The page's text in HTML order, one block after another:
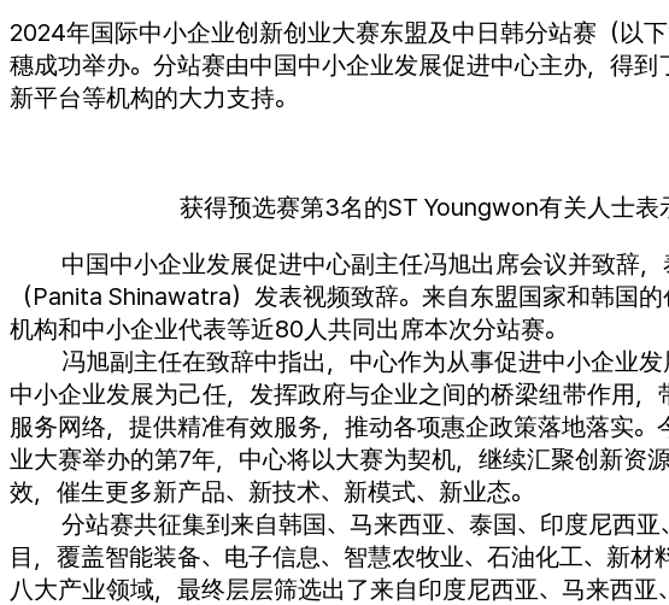
2024年国际中小企业创新创业大赛东盟及中日韩分站赛（以
穗成功举办。分站赛由中国中小企业发展促进中心主办，得
新平台等机构的大力支持。
获得预选赛第3名的ST Youngwon有关人士表
中国中小企业发展促进中心副主任冯旭出席会议并致辞
（Panita Shinawatra）发表视频致辞。来自东盟国家和韩国
机构和中小企业代表等近80人共同出席本次分站赛。
冯旭副主任在致辞中指出，中心作为从事促进中小企业
中小企业发展为己任，发挥政府与企业之间的桥梁纽带作用
服务网络，提供精准有效服务，推动各项惠企政策落地落实
业大赛举办的第7年，中心将以大赛为契机，继续汇聚创新资
效，催生更多新产品、新技术、新模式、新业态。
分站赛共征集到来自韩国、马来西亚、泰国、印度尼西
目，覆盖智能装备、电子信息、智慧农牧业、石油化工、新
八大产业领域，最终层层筛选出了来自印度尼西亚、马来西